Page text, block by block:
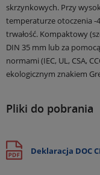
skrzynkowych. Przy
temperaturze otoczenia -
trwałość. Kompaktowy
DIN 35 mm lub za
normami (IEC, UL, CSA,
ekologicznym znakiem
Pliki do pobrania
Deklaracja DOC